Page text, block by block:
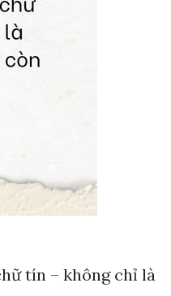
tín – không chỉ là